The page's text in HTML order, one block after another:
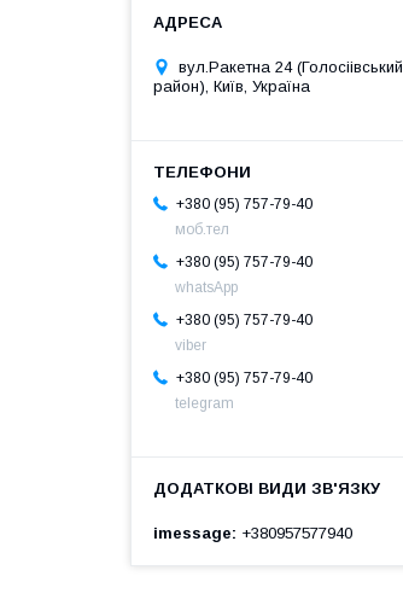
вул.Ракетна 24 (Голосіівський
район), Київ, Україна
+380 (95) 757-79-40
моб.тел
+380 (95) 757-79-40
whatsApp
+380 (95) 757-79-40
viber
+380 (95) 757-79-40
telegram
imessage +380957577940